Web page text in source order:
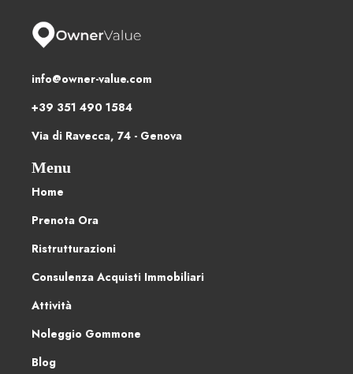
info@owner-value.com
+39 351 490 1584
Via di Ravecca, 74 - Genova
Menu
Home
Prenota Ora
Ristrutturazioni
Consulenza Acquisti Immobiliari
Attività
Noleggio Gommone
Blog